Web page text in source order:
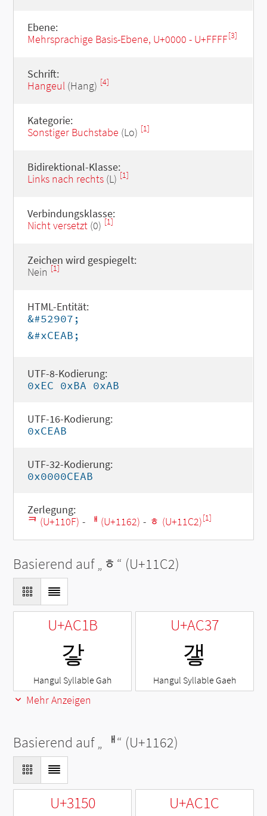
Ebene:
Mehrsprachige Basis-Ebene, U+0000 - U+FFFF[3]
Schrift:
Hangeul(Hang) [4]
Kategorie:
Sonstiger Buchstabe (Lo) [1]
Bidirektional-Klasse:
Links nach rechts(L) [1]
Verbindungsklasse:
Nicht versetzt(0) [1]
Zeichen wird gespiegelt:
Nein [1]
HTML-Entität:
&#52907;
&#xCEAB;
UTF-8-Kodierung:
0xEC 0xBA 0xAB
UTF-16-Kodierung:
0xCEAB
UTF-32-Kodierung:
0x0000CEAB
Zerlegung:
ᄏ (U+110F) - ᅢ (U+1162) - ᇂ (U+11C2)[1]
Basierend auf „ ᇂ “ (U+11C2)
U+AC1B
갛
Hangul Syllable Gah
U+AC37
갷
Hangul Syllable Gaeh
Mehr Anzeigen
Basierend auf „ ᅢ“ (U+1162)
U+3150 U+AC1C